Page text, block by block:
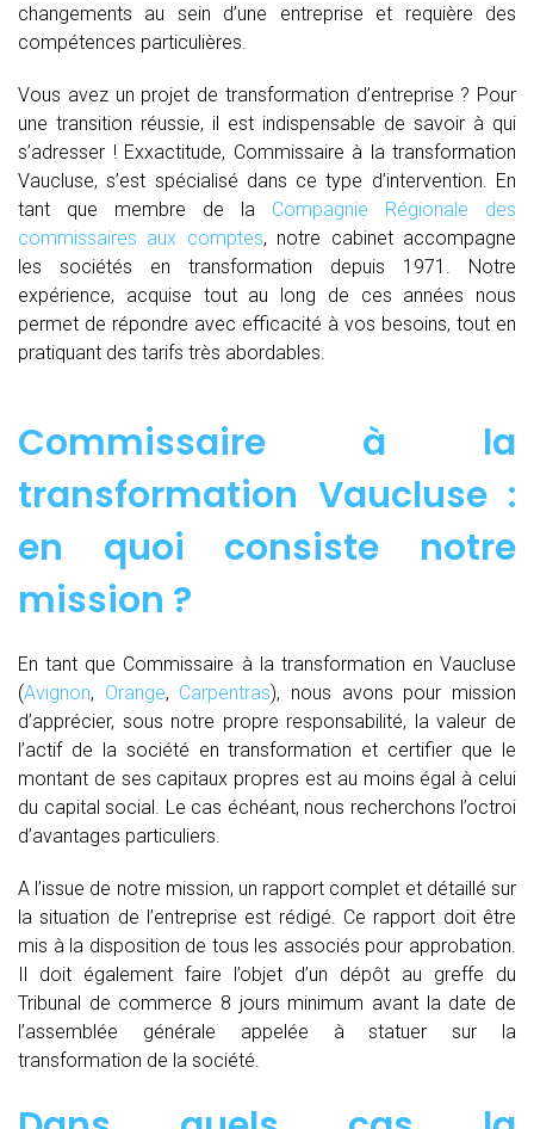
changements au sein d’une entreprise et requière des
compétences particulières.
Vous avez un projet de transformation d’entreprise ? Pour
une transition réussie, il est indispensable de savoir à qui
s’adresser ! Exxactitude, Commissaire à la transformation
Vaucluse, s’est spécialisé dans ce type d’intervention. En
tant que membre de la Compagnie Régionale des
commissaires aux comptes, notre cabinet accompagne
les sociétés en transformation depuis 1971. Notre
expérience, acquise tout au long de ces années nous
permet de répondre avec efficacité à vos besoins, tout en
pratiquant des tarifs très abordables.
Commissaire à la
transformation Vaucluse :
en quoi consiste notre
mission ?
En tant que Commissaire à la transformation en Vaucluse
(Avignon, Orange, Carpentras), nous avons pour mission
d’apprécier, sous notre propre responsabilité, la valeur de
l’actif de la société en transformation et certifier que le
montant de ses capitaux propres est au moins égal à celui
du capital social. Le cas échéant, nous recherchons l’octroi
d’avantages particuliers.
A l’issue de notre mission, un rapport complet et détaillé sur
la situation de l’entreprise est rédigé. Ce rapport doit être
mis à la disposition de tous les associés pour approbation.
Il doit également faire l’objet d’un dépôt au greffe du
Tribunal de commerce 8 jours minimum avant la date de
l’assemblée générale appelée à statuer sur la
transformation de la société.